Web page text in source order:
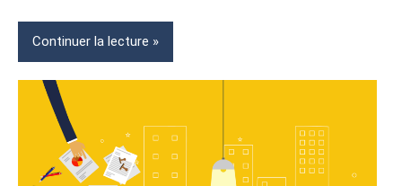
&
DIRIGEANTS
STRUCTURE
ORGANISATIONNELLE
Continuer la lecture